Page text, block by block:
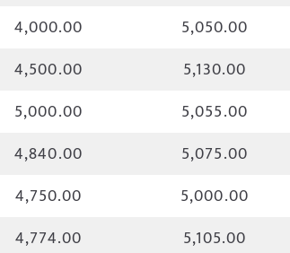
4,000.00 5,050.00
4,500.00 5,130.00
5,000.00 5,055.00
4,840.00 5,075.00
4,750.00 5,000.00
4,774.00 5,105.00